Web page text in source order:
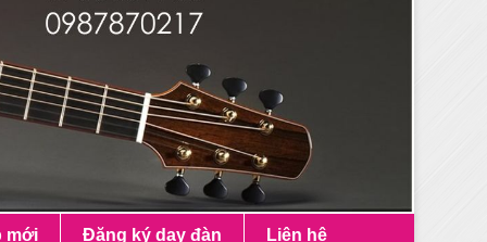
mới Đăng ký dạy đàn Liên hệ